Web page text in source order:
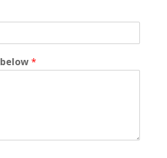
*